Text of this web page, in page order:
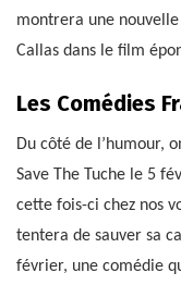
montrera une
Callas dans le film
Les Comédies
Du côté de l’humour,
Save The Tuche le 5
cette fois-ci chez nos
tentera de sauver sa
février, une comédie